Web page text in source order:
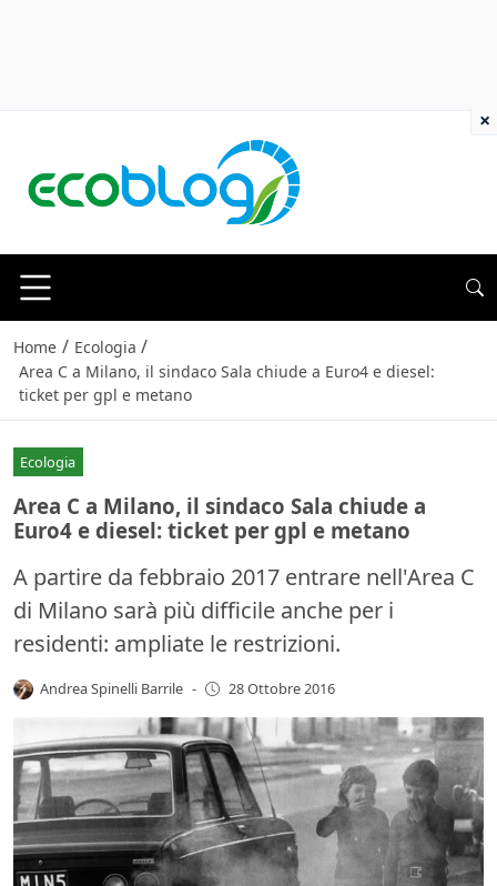
Home / Ecologia /
Area C a Milano, il sindaco Sala chiude a Euro4 e diesel:
ticket per gpl e metano
Ecologia
Area C a Milano, il sindaco Sala chiude a
Euro4 e diesel: ticket per gpl e metano
A partire da febbraio 2017 entrare nell'Area C
di Milano sarà più difficile anche per i
residenti: ampliate le restrizioni.
Andrea Spinelli Barrile - 28 Ottobre 2016
×